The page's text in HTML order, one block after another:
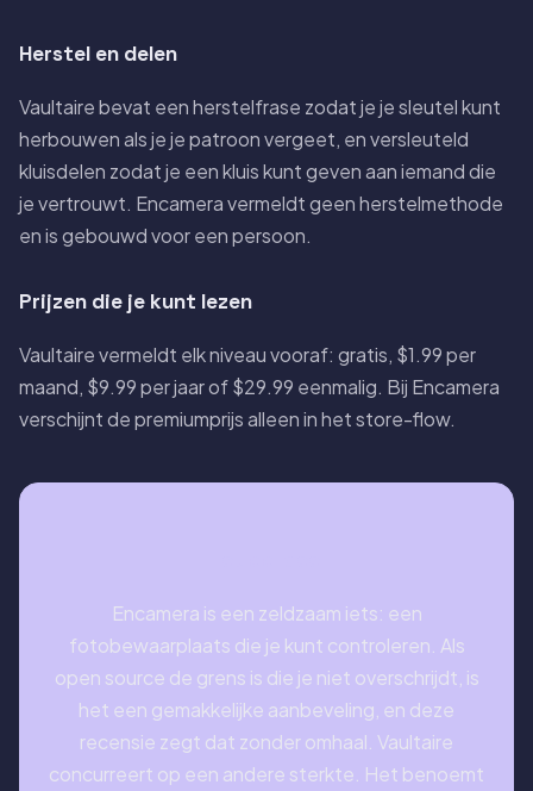
Herstel en delen
Vaultaire bevat een herstelfrase zodat je je sleutel kunt
herbouwen als je je patroon vergeet, en versleuteld
kluisdelen zodat je een kluis kunt geven aan iemand die
je vertrouwt. Encamera vermeldt geen herstelmethode
en is gebouwd voor een persoon.
Prijzen die je kunt lezen
Vaultaire vermeldt elk niveau vooraf: gratis, $1.99 per
maand, $9.99 per jaar of $29.99 eenmalig. Bij Encamera
verschijnt de premiumprijs alleen in het store-flow.
Encamera is een zeldzaam iets: een
fotobewaarplaats die je kunt controleren. Als
open source de grens is die je niet overschrijdt, is
het een gemakkelijke aanbeveling, en deze
recensie zegt dat zonder omhaal. Vaultaire
concurreert op een andere sterkte. Het benoemt